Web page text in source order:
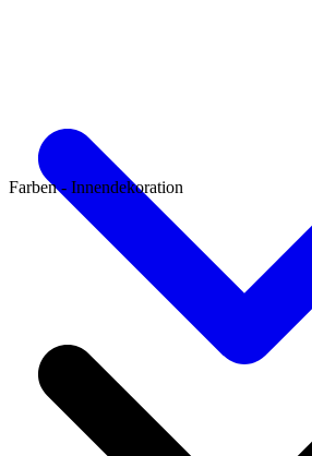
Farben - Innendekoration